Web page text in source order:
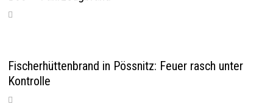
Fischerhüttenbrand in Pössnitz: Feuer rasch unter
Kontrolle